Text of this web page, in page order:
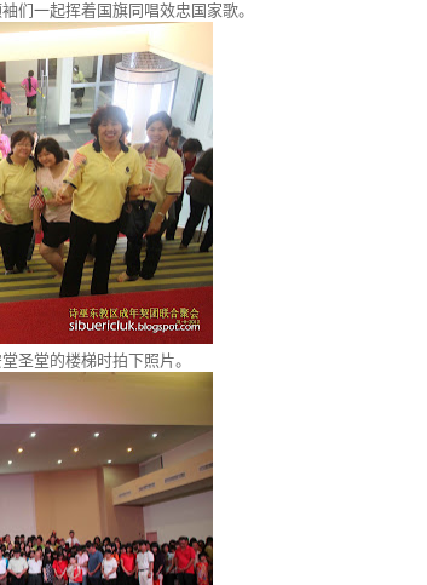
们一起挥着国旗同唱效忠国家歌。
圣堂的楼梯时拍下照片。